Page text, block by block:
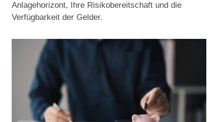
Anlagehorizont, Ihre Risikobereitschaft und die
Verfügbarkeit der Gelder.